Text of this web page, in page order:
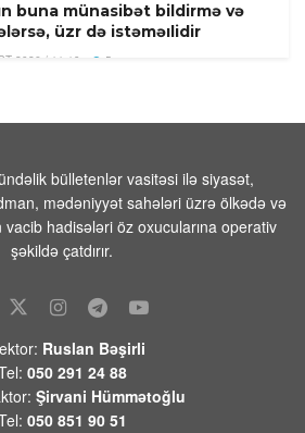
buna münasibət bildirmə və
üzr də istəməılidir
2026 / 11:19 5
-Sülhü dönməz etmək üçün
ermənilərinin geri
kimi mövzuları davam
zəruridir
Səudiyyə Ərəbistanı və
bayraqları ilə işıqlandırılıb
2026 / 10:33 11
bülletenlər vasitəsi ilə siyasət,
mədəniyyət sahələri üzrə ölkədə və
hadisələri öz oxucularına operativ
şəkildə çatdırır.
Ruslan Bəşirli
050 291 24 88
Şirvani Hümmətoğlu
050 851 90 51